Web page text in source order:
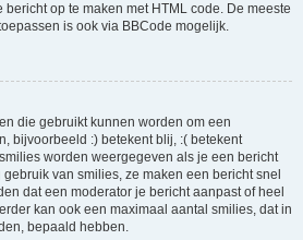
bericht op te maken met HTML code. De meeste
is ook via BBCode mogelijk.
die gebruikt kunnen worden om een
bijvoorbeeld :) betekent blij, :( betekent
worden weergegeven als je een bericht
van smilies, ze maken een bericht snel
dat een moderator je bericht aanpast of heel
kan ook een maximaal aantal smilies, dat in
bepaald hebben.